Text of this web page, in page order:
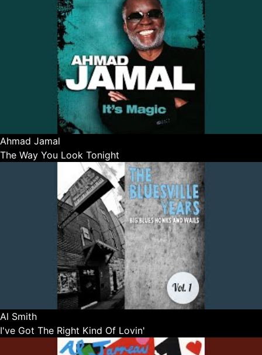
Ahmad Jamal
The Way You Look Tonight
Al Smith
I've Got The Right Kind Of Lovin'